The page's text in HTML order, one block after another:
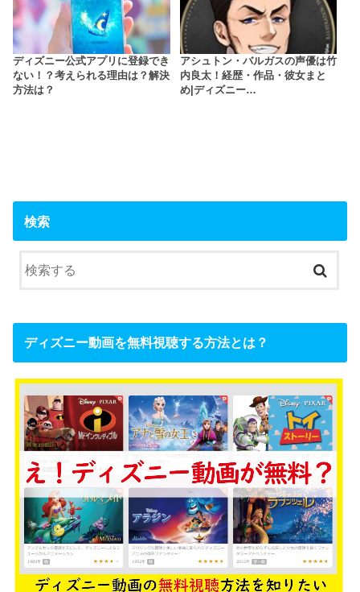
ディズニー公式アプリに登録でき
ない！？考えられる理由は？解決
方法は？
アシュトン・バルガスの声優は竹
内良太！経歴・作品・彼女まと
め|ディズニー…
検索
ディズニー動画を無料視聴する方法とは？